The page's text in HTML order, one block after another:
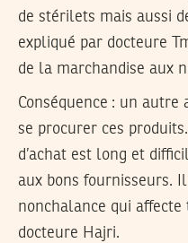
de stérilets mais aussi
expliqué par docteure
de la marchandise aux
Conséquence : un autre
se procurer ces
d’achat est long et
aux bons fournisseurs.
nonchalance qui
docteure Hajri.